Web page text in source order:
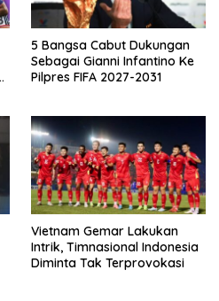
5 Bangsa Cabut Dukungan
Sebagai Gianni Infantino Ke
Pilpres FIFA 2027-2031
Vietnam Gemar Lakukan
Intrik, Timnasional Indonesia
Diminta Tak Terprovokasi